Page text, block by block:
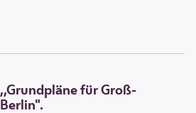
,,Grundpläne für Groß-
Berlin".